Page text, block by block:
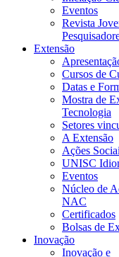
Eventos
Revista
Extensão
Cursos de
Datas e
Mostra de
Tecnologia
Setores
A Extensão
Ações
UNISC
Eventos
Núcleo de
NAC
Certificados
Bolsas de
Inovação
Inovação e